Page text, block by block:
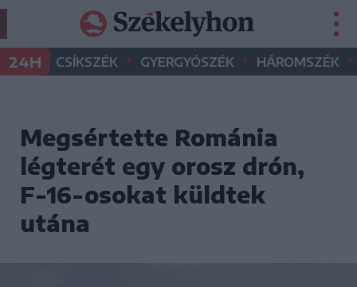
24H CSÍKSZÉK • GYERGYÓSZÉK • HÁROMSZÉK •
Megsértette Románia
légterét egy orosz drón,
F-16-osokat küldtek
utána